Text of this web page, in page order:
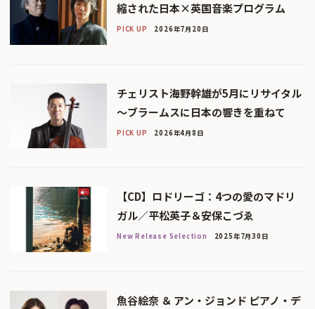
縮された日本×英国音楽プログラム
PICK UP 2026年7月20日
チェリスト海野幹雄が5月にリサイタル
〜ブラームスに日本の響きを重ねて
PICK UP 2026年4月8日
【CD】ロドリーゴ：4つの愛のマドリ
ガル／平松英子＆安保こづゑ
New Release Selection 2025年7月30日
魚谷絵奈 ＆ アン・ジョンド ピアノ・デ